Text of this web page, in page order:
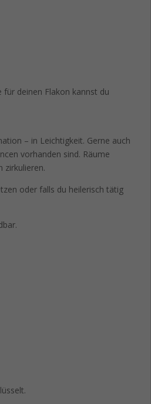
für deinen Flakon kannst du
– in Leichtigkeit. Gerne auch
vorhanden sind. Räume
zirkulieren.
oder falls du heilerisch tätig